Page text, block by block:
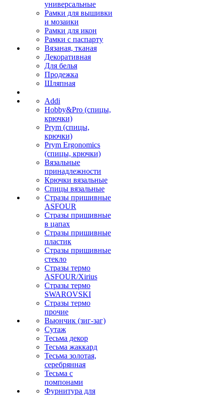
универсальные
Рамки для вышивки
и мозаики
Рамки для икон
Рамки с паспарту
Вязаная, тканая
Декоративная
Для белья
Продежка
Шляпная
Addi
Hobby&Pro (спицы,
крючки)
Prym (спицы,
крючки)
Prym Ergonomics
(спицы, крючки)
Вязальные
принадлежности
Крючки вязальные
Спицы вязальные
Стразы пришивные
ASFOUR
Стразы пришивные
в цапах
Стразы пришивные
пластик
Стразы пришивные
стекло
Стразы термо
ASFOUR/Xirius
Стразы термо
SWAROVSKI
Стразы термо
прочие
Вьюнчик (зиг-заг)
Сутаж
Тесьма декор
Тесьма жаккард
Тесьма золотая,
серебрянная
Тесьма с
помпонами
Фурнитура для